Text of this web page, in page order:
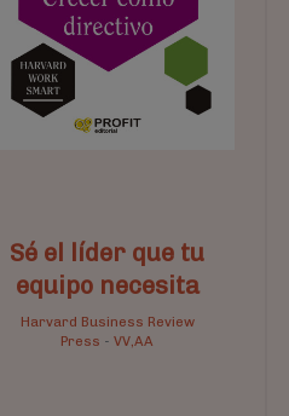
Sé el líder que tu
equipo necesita
Harvard Business Review
Press -VV,AA